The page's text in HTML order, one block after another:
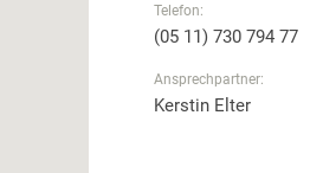
Telefon:
(05 11) 730 794 77
Ansprechpartner:
Kerstin Elter